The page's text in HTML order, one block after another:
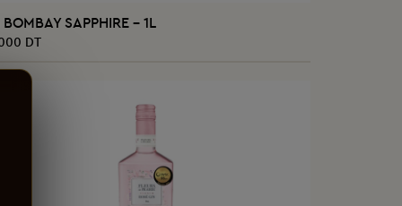
AJOUTER AU PANIER
SAPPHIRE - 1L
DT